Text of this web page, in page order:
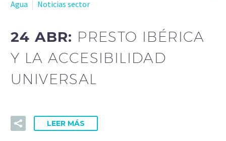
Agua
Noticias sector
24 ABR: PRESTO IBÉRICA
Y LA ACCESIBILIDAD
UNIVERSAL
LEER MÁS